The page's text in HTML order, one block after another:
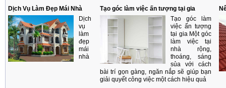
Dịch Vụ Làm Đẹp Mái Nhà
Dịch
vụ
làm
đẹp
mái
nhà
Tạo góc làm việc ấn tượng tại gia
Tạo góc làm
việc ấn tượng
tại gia Một góc
làm việc tại
nhà rộng,
thoáng, sáng
sủa với cách
bài trí gọn gàng, ngăn nắp sẽ giúp bạn
giải quyết công việc một cách hiệu quả